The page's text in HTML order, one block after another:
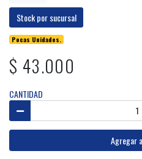
Stock por sucursal
Pocas Unidades.
$ 43.000
CANTIDAD
Agregar